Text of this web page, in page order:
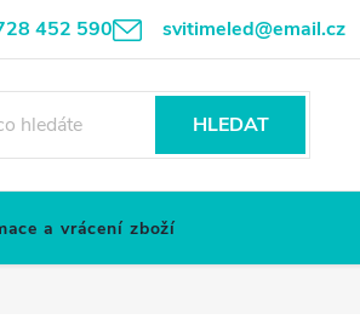
452 590 svitimeled@email.cz
HLEDAT
a vrácení zboží